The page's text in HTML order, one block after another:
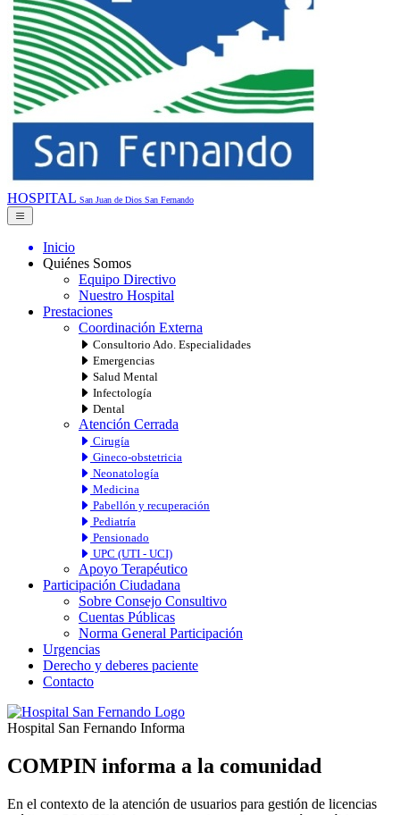
HOSPITAL San Juan de Dios San Fernando
Inicio
Quiénes Somos
Equipo Directivo
Nuestro Hospital
Prestaciones
Coordinación Externa
Consultorio Ado. Especialidades
Emergencias
Salud Mental
Infectología
Dental
Atención Cerrada
Cirugía
Gineco-obstetricia
Neonatología
Medicina
Pabellón y recuperación
Pediatría
Pensionado
UPC (UTI - UCI)
Apoyo Terapéutico
Participación Ciudadana
Sobre Consejo Consultivo
Cuentas Públicas
Norma General Participación
Urgencias
Derecho y deberes paciente
Contacto
Hospital San Fernando Informa
COMPIN informa a la comunidad
En el contexto de la atención de usuarios para gestión de licencias